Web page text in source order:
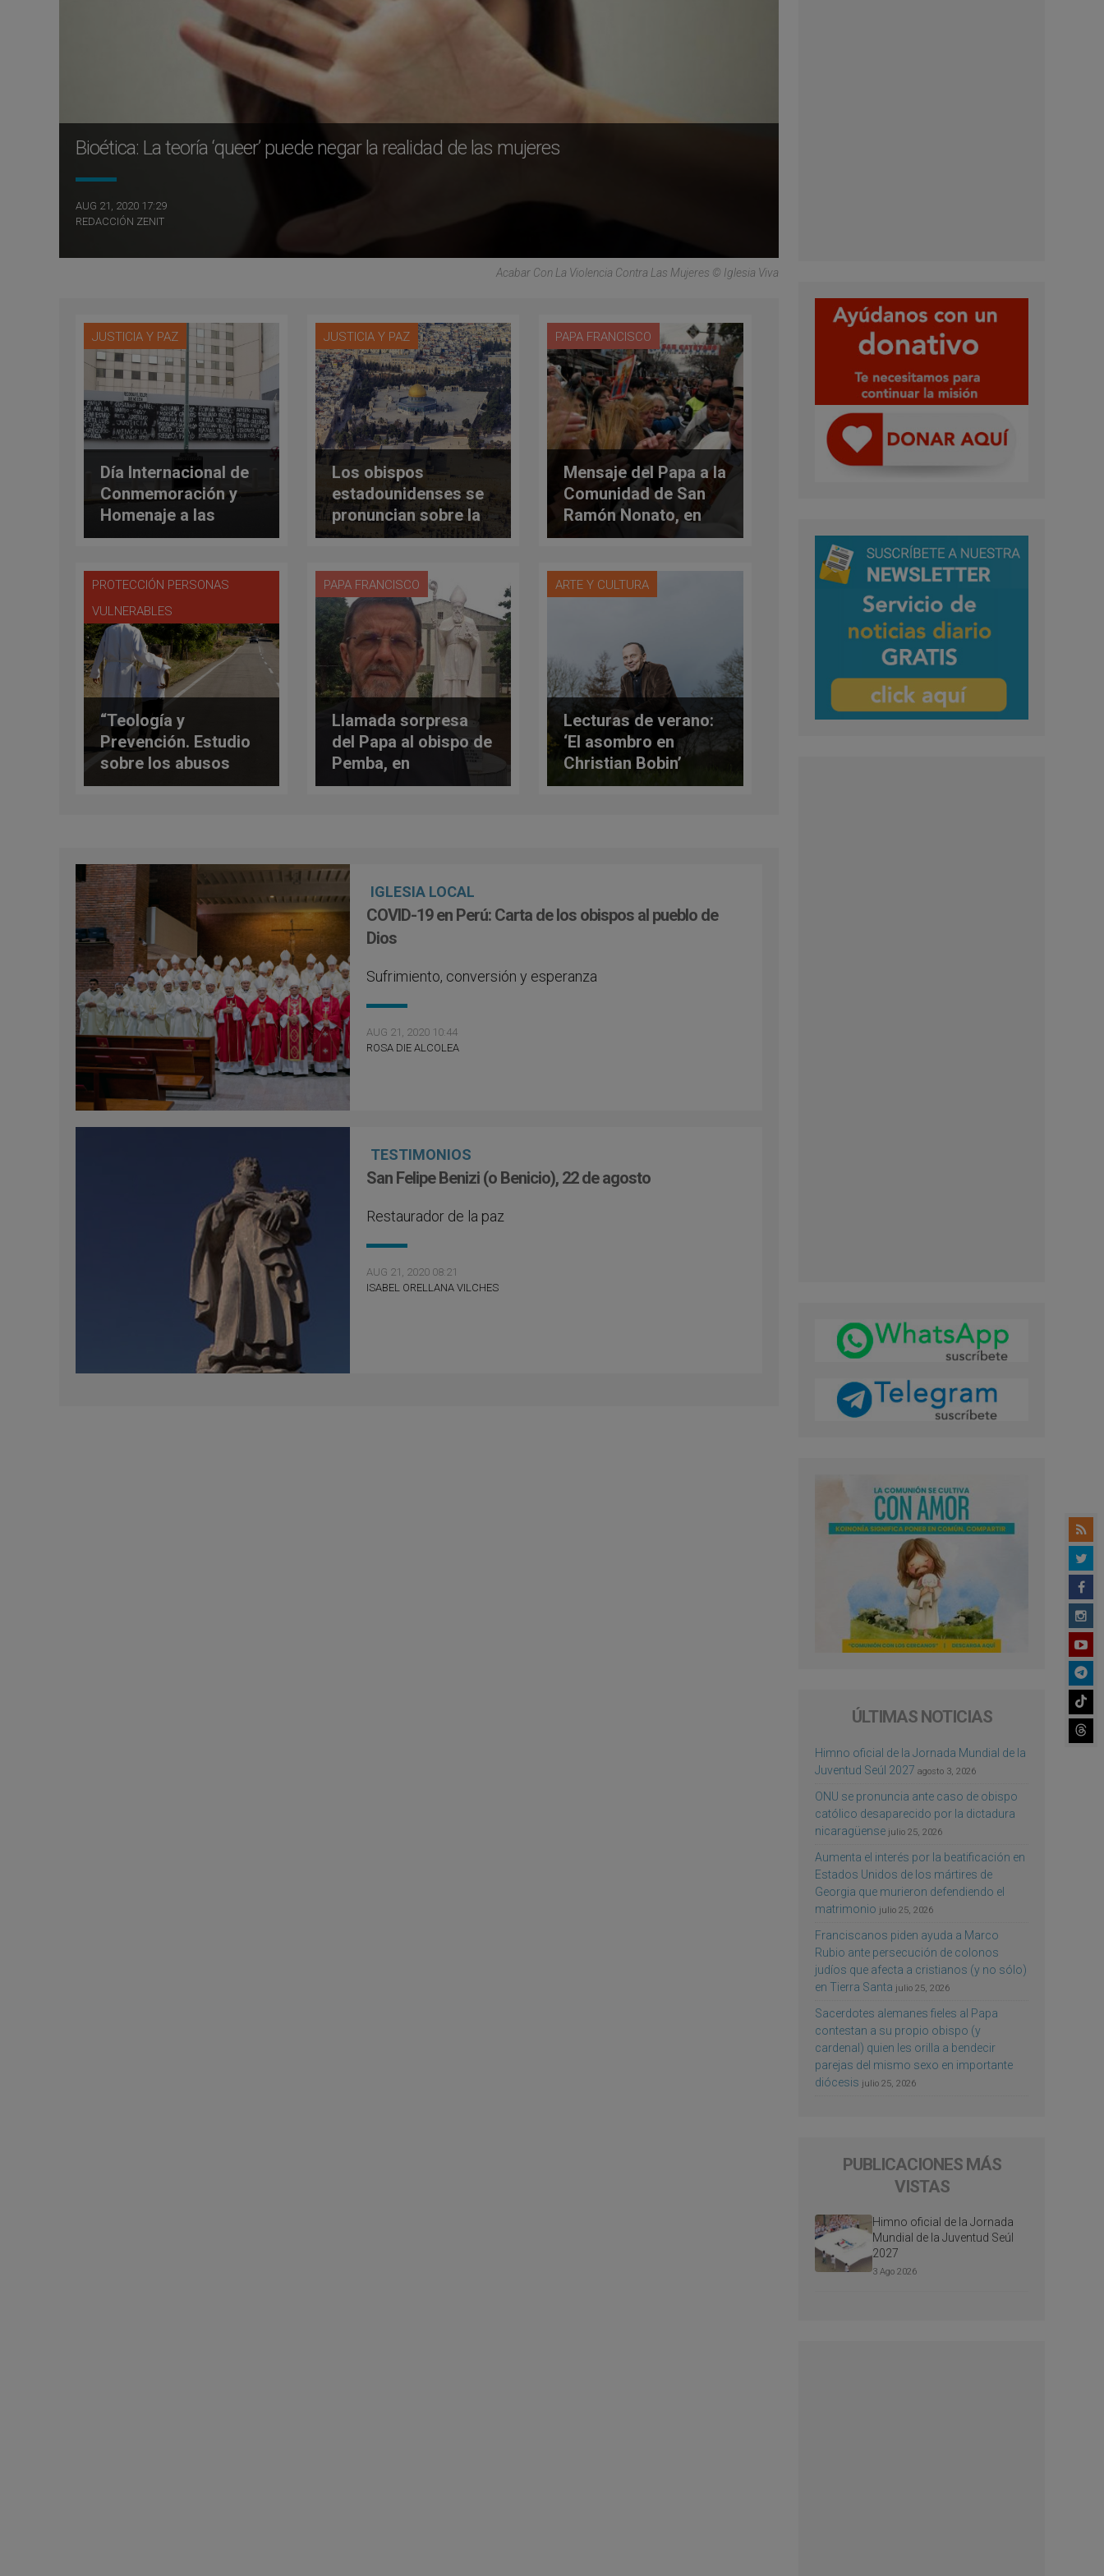
Bioética: La teoría ‘queer’ puede negar la realidad de las mujeres
AUG 21, 2020 17:29
REDACCIÓN ZENIT
Acabar Con La Violencia Contra Las Mujeres © Iglesia Viva
JUSTICIA Y PAZ
Día Internacional de
Conmemoración y
Homenaje a las
Víctimas del
JUSTICIA Y PAZ
Los obispos
estadounidenses se
pronuncian sobre la
decisión de Israel
PAPA FRANCISCO
Mensaje del Papa a la
Comunidad de San
Ramón Nonato, en
Buenos Aires
PROTECCIÓN PERSONAS
VULNERABLES
“Teología y
Prevención. Estudio
sobre los abusos
sexuales en la
PAPA FRANCISCO
Llamada sorpresa
del Papa al obispo de
Pemba, en
Mozambique
ARTE Y CULTURA
Lecturas de verano:
‘El asombro en
Christian Bobin’
IGLESIA LOCAL
COVID-19 en Perú: Carta de los obispos al pueblo de
Dios
Sufrimiento, conversión y esperanza
AUG 21, 2020 10:44
ROSA DIE ALCOLEA
TESTIMONIOS
San Felipe Benizi (o Benicio), 22 de agosto
Restaurador de la paz
AUG 21, 2020 08:21
ISABEL ORELLANA VILCHES
ÚLTIMAS NOTICIAS
Himno oficial de la Jornada Mundial de la
Juventud Seúl 2027 agosto 3, 2026
ONU se pronuncia ante caso de obispo
católico desaparecido por la dictadura
nicaragüense julio 25, 2026
Aumenta el interés por la beatificación en
Estados Unidos de los mártires de
Georgia que murieron defendiendo el
matrimonio julio 25, 2026
Franciscanos piden ayuda a Marco
Rubio ante persecución de colonos
judíos que afecta a cristianos (y no sólo)
en Tierra Santa julio 25, 2026
Sacerdotes alemanes fieles al Papa
contestan a su propio obispo (y
cardenal) quien les orilla a bendecir
parejas del mismo sexo en importante
diócesis julio 25, 2026
PUBLICACIONES MÁS
VISTAS
Himno oficial de la Jornada
Mundial de la Juventud Seúl
2027
3 Ago 2026